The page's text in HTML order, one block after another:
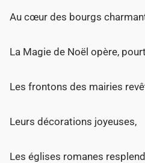
Au cœur des bourgs
La Magie de Noël opère,
Les frontons des mairies
Leurs décorations joyeuses,
Les églises romanes